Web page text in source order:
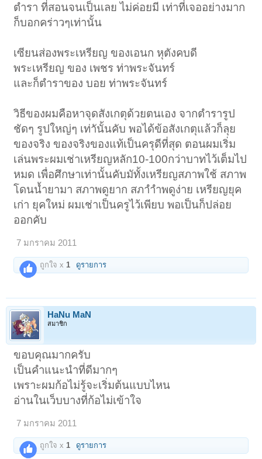
ตำรา ที่สอนจนเป็นเลย ไม่ค่อยมี เท่าที่เจออย่างมาก
ก็บอกคร่าวๆเท่านั้น
เซียนส่องพระเหรียญ ของเอนก หุตังคบดี
พระเหรียญ ของ เพชร ท่าพระจันทร์
และก็ตำราของ บอย ท่าพระจันทร์
วิธีของผมคือหาจุดสังเกตุด้วยตนเอง จากตำรารูป
ชัดๆ รูปใหญ่ๆ เท่าันั้นคับ พอได้ข้อสังเกตุแล้วก็ลุย
ของจริง ของจริงของแท้เป็นครุดีที่สุด ตอนผมเริ่ม
เล่นพระผมเช่าเหรียญหลัก10-100กว่าบาทไว้เต็มไป
หมด เพื่อศึกษาเท่านั้นคับมัทั้งเหรียญสภาพใช้ สภาพ
โดนน้ำยามา สภาพดูยาก สภาำำพดูง่าย เหรียญยุค
เก่า ยุคใหม่ ผมเช่าเป็นครูไว้เพียบ พอเป็นก็ปล่อย
ออกคับ
7 มกราคม 2011
ถูกใจ x 1 ดูรายการ
HaNu MaN
สมาชิก
ขอบคุณมากครับ
เป็นคำแนะนำที่ดีมากๆ
เพราะผมก้อไม่รู้จะเริ่มต้นแบบไหน
อ่านในเว็บบางที่ก้อไม่เข้าใจ
7 มกราคม 2011
ถูกใจ x 1 ดูรายการ